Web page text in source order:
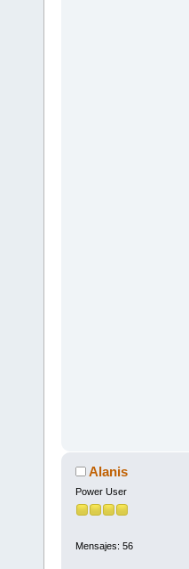
Alanis
Power User
Mensajes: 56